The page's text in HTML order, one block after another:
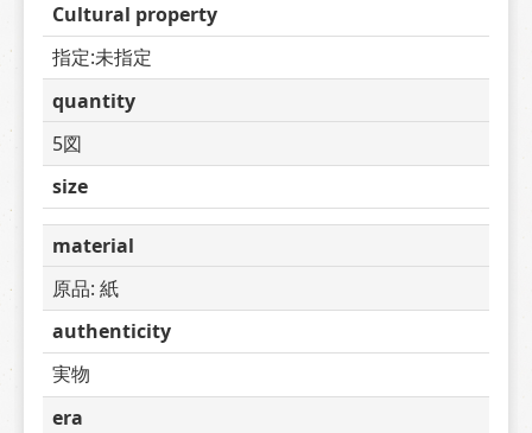
Cultural property
指定:未指定
quantity
5図
size
material
原品: 紙
authenticity
実物
era